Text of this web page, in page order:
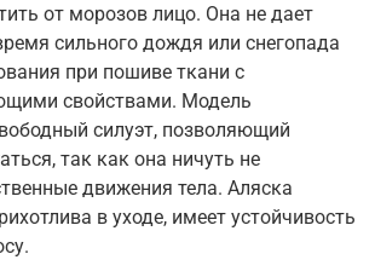
от морозов лицо. Она не дает
сильного дождя или снегопада
при пошиве ткани с
свойствами. Модель
силуэт, позволяющий
так как она ничуть не
движения тела. Аляска
в уходе, имеет устойчивость